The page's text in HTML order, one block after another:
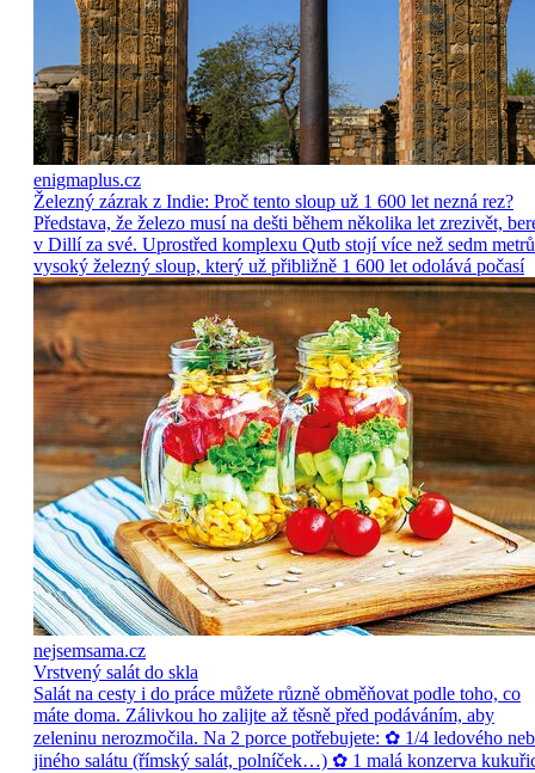
enigmaplus.cz
Železný zázrak z Indie: Proč tento sloup už 1 600 let nezná rez?
Představa, že železo musí na dešti během několika let zrezivět,
v Dillí za své. Uprostřed komplexu Qutb stojí více než sedm metrů
vysoký železný sloup, který už přibližně 1 600 let odolává počasí
nejsemsama.cz
Vrstvený salát do skla
Salát na cesty i do práce můžete různě obměňovat podle toho, co
máte doma. Zálivkou ho zalijte až těsně před podáváním, aby
zeleninu nerozmočila. Na 2 porce potřebujete: ✿ 1/4 ledového
jiného salátu (římský salát, polníček…) ✿ 1 malá konzerva